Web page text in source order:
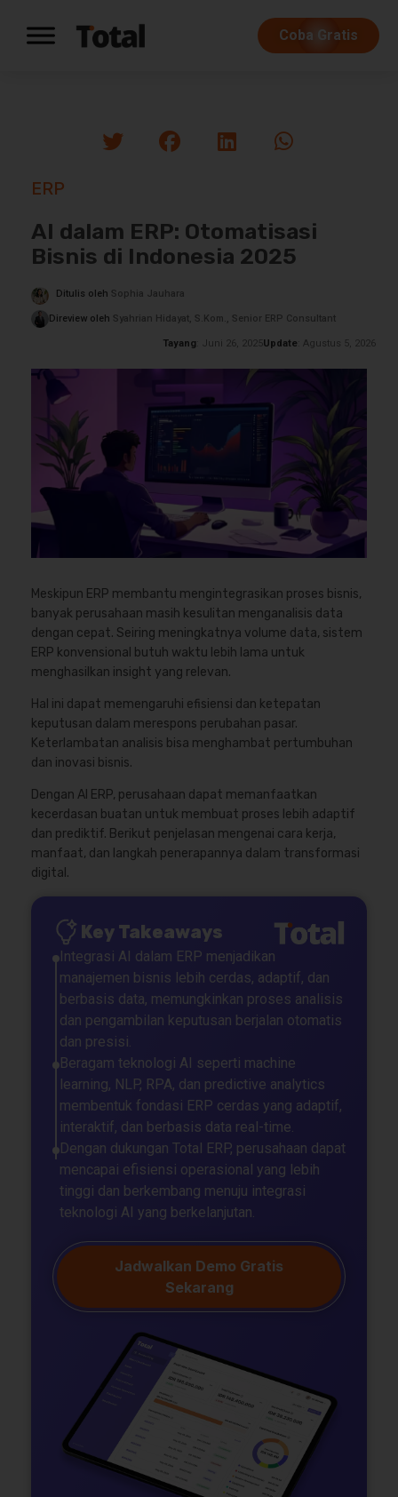
Coba Gratis
ERP
AI dalam ERP: Otomatisasi
Bisnis di Indonesia 2025
Ditulis oleh Sophia Jauhara
Direview oleh Syahrian Hidayat, S.Kom., Senior ERP Consultant
Tayang : Juni 26, 2025Update : Agustus 5, 2026
Meskipun ERP membantu mengintegrasikan proses bisnis,
banyak perusahaan masih kesulitan menganalisis data
dengan cepat. Seiring meningkatnya volume data, sistem
ERP konvensional butuh waktu lebih lama untuk
menghasilkan insight yang relevan.
Hal ini dapat memengaruhi efisiensi dan ketepatan
keputusan dalam merespons perubahan pasar.
Keterlambatan analisis bisa menghambat pertumbuhan
dan inovasi bisnis.
Dengan AI ERP, perusahaan dapat memanfaatkan
kecerdasan buatan untuk membuat proses lebih adaptif
dan prediktif. Berikut penjelasan mengenai cara kerja,
manfaat, dan langkah penerapannya dalam transformasi
digital.
Key Takeaways
Integrasi AI dalam ERP menjadikan
manajemen bisnis lebih cerdas, adaptif, dan
berbasis data, memungkinkan proses analisis
dan pengambilan keputusan berjalan otomatis
dan presisi.
Beragam teknologi AI seperti machine
learning, NLP, RPA, dan predictive analytics
membentuk fondasi ERP cerdas yang adaptif,
interaktif, dan berbasis data real-time.
Dengan dukungan Total ERP, perusahaan dapat
mencapai efisiensi operasional yang lebih
tinggi dan berkembang menuju integrasi
teknologi AI yang berkelanjutan.
Jadwalkan Demo Gratis
Sekarang